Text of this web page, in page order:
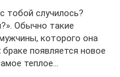
тобой случилось?
Обычно такие
которого она
появляется новое
теплое…